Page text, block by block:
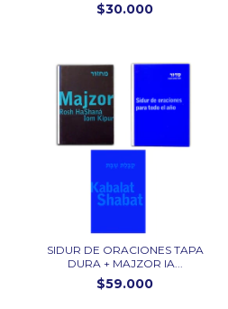
$30.000
SIDUR DE ORACIONES TAPA
DURA + MAJZOR IA...
$59.000